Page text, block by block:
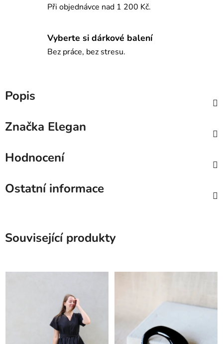
Při objednávce nad 1 200 Kč.
Vyberte si dárkové balení
Bez práce, bez stresu.
Popis
Značka Elegan
Hodnocení
Ostatní informace
Související produkty